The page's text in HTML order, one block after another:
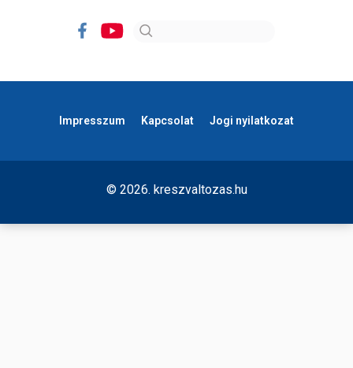
Impresszum Kapcsolat Jogi nyilatkozat
© 2026. kreszvaltozas.hu